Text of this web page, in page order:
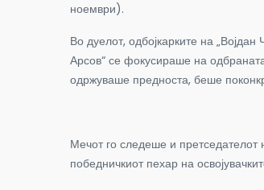
ноември).
Во дуелот, одбојкарките на
Арсов“ се фокусираше на
одржуваше предноста, беше
Мечот го следеше и
победничкиот пехар на